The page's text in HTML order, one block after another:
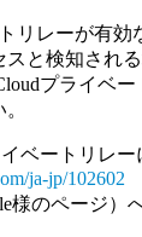
リレーが有効
と検知され
プライベ
イベートリレー
ja-jp/102602
様のページ）